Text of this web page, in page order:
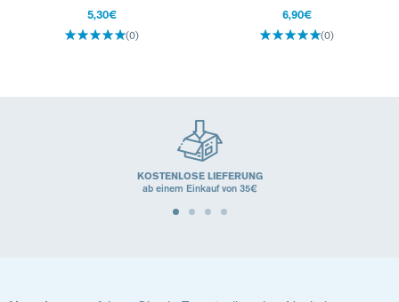
5,30€
(0)
6,90€
(0)
KOSTENLOSE LIEFERUNG
ab einem Einkauf von 35€